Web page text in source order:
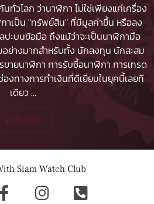
วโลก ว่านาฬิกา ไม่ใช่เพียงแค่เครื่อง
าเป็น "ทรัพย์สิน" ที่มีมูลค่าขึ้น หรือลง
ะบนข้อมือ ถึงแม้ว่าจะเป็นนาฬิกามือ
ย่างมากสำหรับทั้ง นักลงทุน นักสะสม
ขายนาฬิกา การรับซื้อนาฬิกา การเทรด
งทางการทำเงินที่ดีเยี่ยมในยุคนี้เลยที
เดียว...
ดูเพิ่มเติม
Siam Watch Club